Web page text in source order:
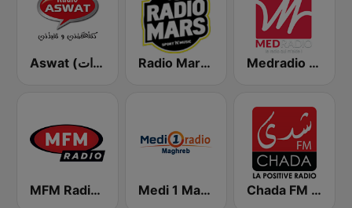
Aswat (أصوات) Radio Mars (راديو مرس) Medradio (ميد راديو)
MFM Radio (مفم راديو) Medi 1 Maghreb (ميدى1 مغرب) Chada FM (شدى فم)